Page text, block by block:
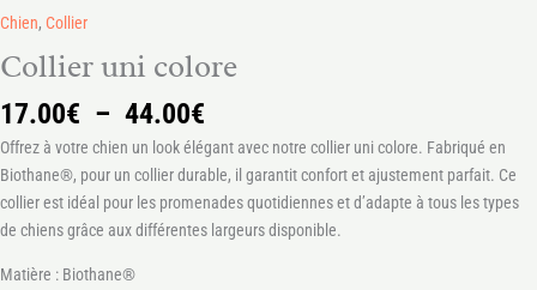
Chien, Collier
Collier uni colore
17.00€ – 44.00€
Offrez à votre chien un look élégant avec notre collier uni colore. Fabriqué en
Biothane®, pour un collier durable, il garantit confort et ajustement parfait. Ce
collier est idéal pour les promenades quotidiennes et d’adapte à tous les types
de chiens grâce aux différentes largeurs disponible.
Matière : Biothane®